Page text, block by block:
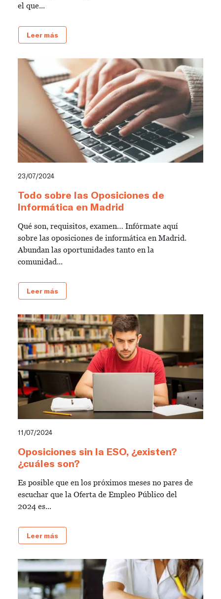
el que...
Leer más
23/07/2024
Todo sobre las Oposiciones de
Informática en Madrid
Qué son, requisitos, examen… Infórmate aquí
sobre las oposiciones de informática en Madrid.
Abundan las oportunidades tanto en la
comunidad...
Leer más
11/07/2024
Oposiciones sin la ESO, ¿existen?
¿cuáles son?
Es posible que en los próximos meses no pares de
escuchar que la Oferta de Empleo Público del
2024 es...
Leer más